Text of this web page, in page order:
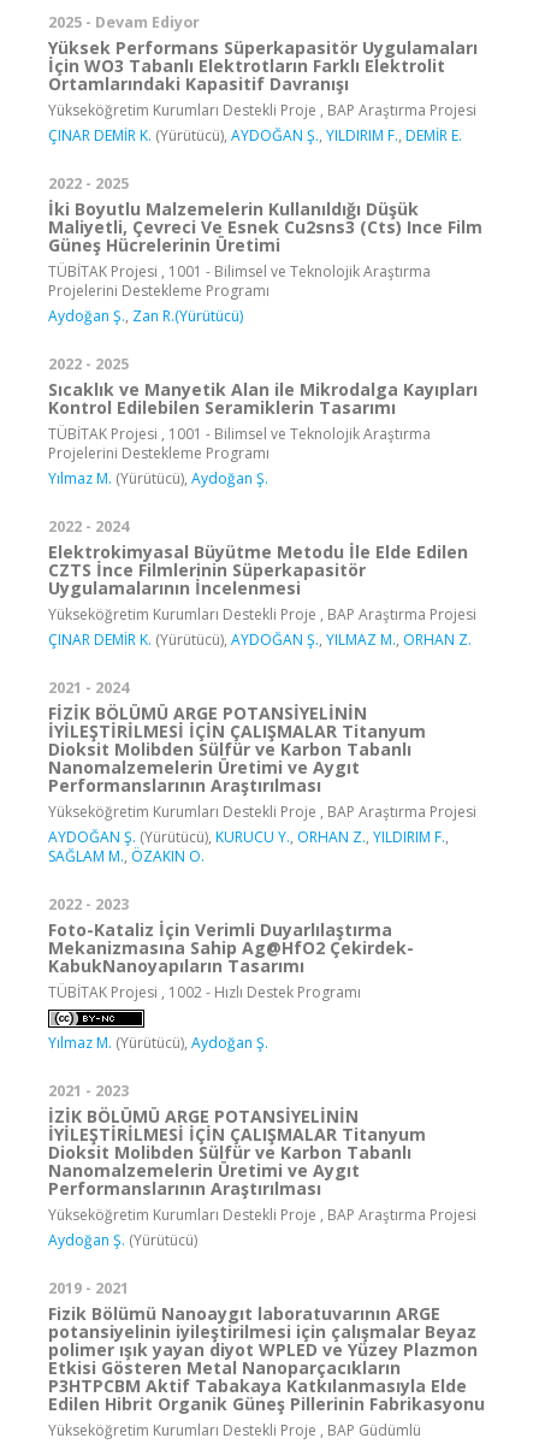
2025 - Devam Ediyor
Yüksek Performans Süperkapasitör Uygulamaları
İçin WO3 Tabanlı Elektrotların Farklı Elektrolit
Ortamlarındaki Kapasitif Davranışı
Yükseköğretim Kurumları Destekli Proje , BAP Araştırma Projesi
ÇINAR DEMİR K. (Yürütücü), AYDOĞAN Ş., YILDIRIM F., DEMİR E.
2022 - 2025
İki Boyutlu Malzemelerin Kullanıldığı Düşük
Maliyetli, Çevreci Ve Esnek Cu2sns3 (Cts) Ince Film
Güneş Hücrelerinin Üretimi
TÜBİTAK Projesi , 1001 - Bilimsel ve Teknolojik Araştırma
Projelerini Destekleme Programı
Aydoğan Ş., Zan R.(Yürütücü)
2022 - 2025
Sıcaklık ve Manyetik Alan ile Mikrodalga Kayıpları
Kontrol Edilebilen Seramiklerin Tasarımı
TÜBİTAK Projesi , 1001 - Bilimsel ve Teknolojik Araştırma
Projelerini Destekleme Programı
Yılmaz M. (Yürütücü), Aydoğan Ş.
2022 - 2024
Elektrokimyasal Büyütme Metodu İle Elde Edilen
CZTS İnce Filmlerinin Süperkapasitör
Uygulamalarının İncelenmesi
Yükseköğretim Kurumları Destekli Proje , BAP Araştırma Projesi
ÇINAR DEMİR K. (Yürütücü), AYDOĞAN Ş., YILMAZ M., ORHAN Z.
2021 - 2024
FİZİK BÖLÜMÜ ARGE POTANSİYELİNİN
İYİLEŞTİRİLMESİ İÇİN ÇALIŞMALAR Titanyum
Dioksit Molibden Sülfür ve Karbon Tabanlı
Nanomalzemelerin Üretimi ve Aygıt
Performanslarının Araştırılması
Yükseköğretim Kurumları Destekli Proje , BAP Araştırma Projesi
AYDOĞAN Ş. (Yürütücü), KURUCU Y., ORHAN Z., YILDIRIM F.,
SAĞLAM M., ÖZAKIN O.
2022 - 2023
Foto-Kataliz İçin Verimli Duyarlılaştırma
Mekanizmasına Sahip Ag@HfO2 Çekirdek-
KabukNanoyapıların Tasarımı
TÜBİTAK Projesi , 1002 - Hızlı Destek Programı
Yılmaz M. (Yürütücü), Aydoğan Ş.
2021 - 2023
İZİK BÖLÜMÜ ARGE POTANSİYELİNİN
İYİLEŞTİRİLMESİ İÇİN ÇALIŞMALAR Titanyum
Dioksit Molibden Sülfür ve Karbon Tabanlı
Nanomalzemelerin Üretimi ve Aygıt
Performanslarının Araştırılması
Yükseköğretim Kurumları Destekli Proje , BAP Araştırma Projesi
Aydoğan Ş. (Yürütücü)
2019 - 2021
Fizik Bölümü Nanoaygıt laboratuvarının ARGE
potansiyelinin iyileştirilmesi için çalışmalar Beyaz
polimer ışık yayan diyot WPLED ve Yüzey Plazmon
Etkisi Gösteren Metal Nanoparçacıkların
P3HTPCBM Aktif Tabakaya Katkılanmasıyla Elde
Edilen Hibrit Organik Güneş Pillerinin Fabrikasyonu
Yükseköğretim Kurumları Destekli Proje , BAP Güdümlü